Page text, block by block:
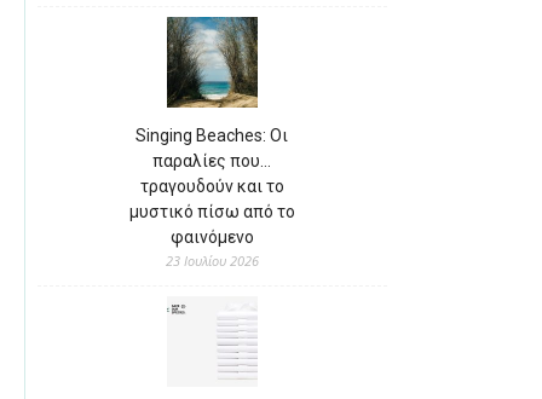
Singing Beaches: Οι
παραλίες που…
τραγουδούν και το
μυστικό πίσω από το
φαινόμενο
23 Ιουλίου 2026